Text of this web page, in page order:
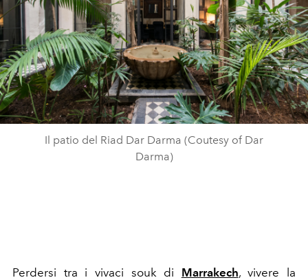
Il patio del Riad Dar Darma (Coutesy of Dar
Darma)
Perdersi tra i vivaci souk di Marrakech, vivere la